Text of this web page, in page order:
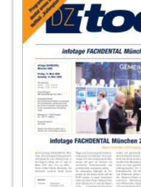
19Acteon Germany GmbH
23 Dürr Dental AG
Wissenschaft
Redaktion
Wirtschaft
Redaktion
Dampsoft GmbH